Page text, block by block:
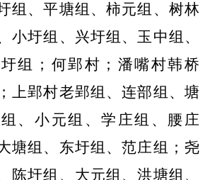
组、平塘组、柿元组、树林
小圩组、兴圩组、玉中组、
组；何郢村；潘嘴村韩桥
上郢村老郢组、连部组、塘
、小元组、学庄组、腰庄
塘组、东圩组、范庄组；尧
陈圩组、大元组、洪塘组、